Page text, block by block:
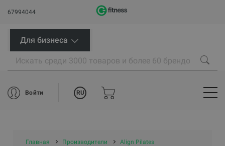
67994044
Для бизнеса
Войти RU
Главная Производители Align Pilates